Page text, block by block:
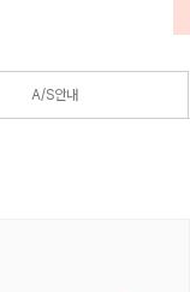
A/S안내